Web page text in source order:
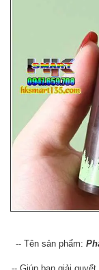
-- Tên sản phẩm: